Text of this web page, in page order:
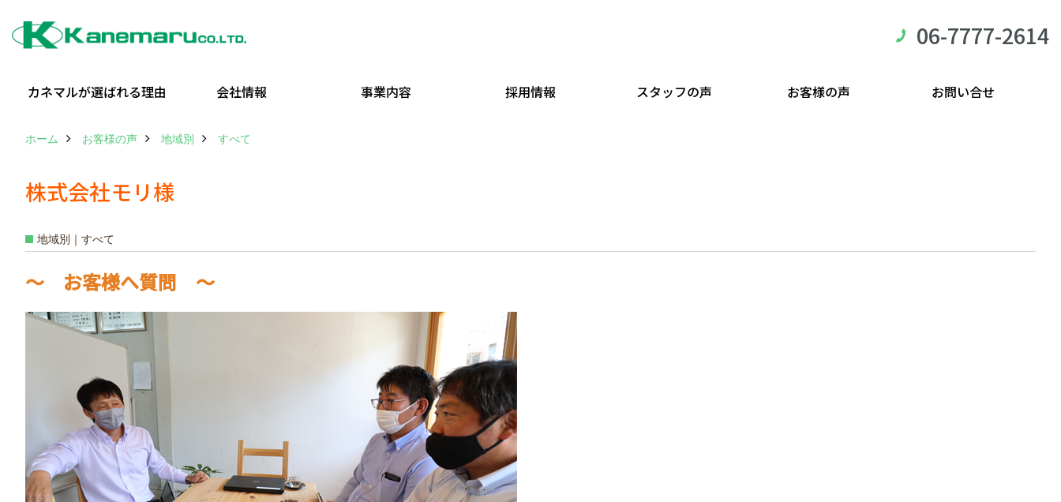
06-7777-2614
カネマルが選ばれる理由 会社情報 事業内容 採用情報 スタッフの声 お客様の声 お問い合せ
ホーム お客様の声 地域別 すべて
株式会社モリ様
地域別｜すべて
～ お客様へ質問 ～